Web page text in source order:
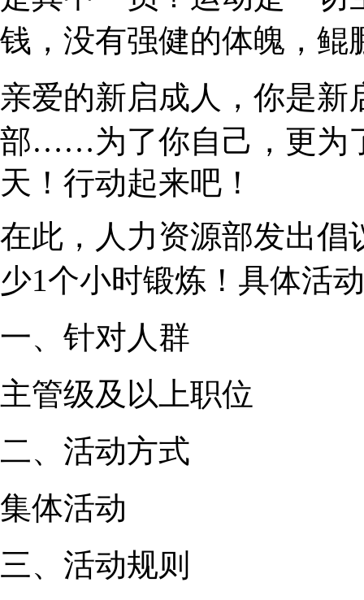
钱，没有强健的体魄，
亲爱的新启成人，你是
部……为了你自己，更为
天！行动起来吧！
在此，人力资源部发出倡
少1个小时锻炼！具体活
一、针对人群
主管级及以上职位
二、活动方式
集体活动
三、活动规则